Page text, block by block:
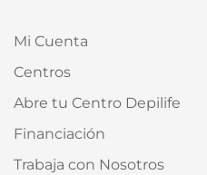
Mi Cuenta
Centros
Abre tu Centro Depilife
Financiación
Trabaja con Nosotros